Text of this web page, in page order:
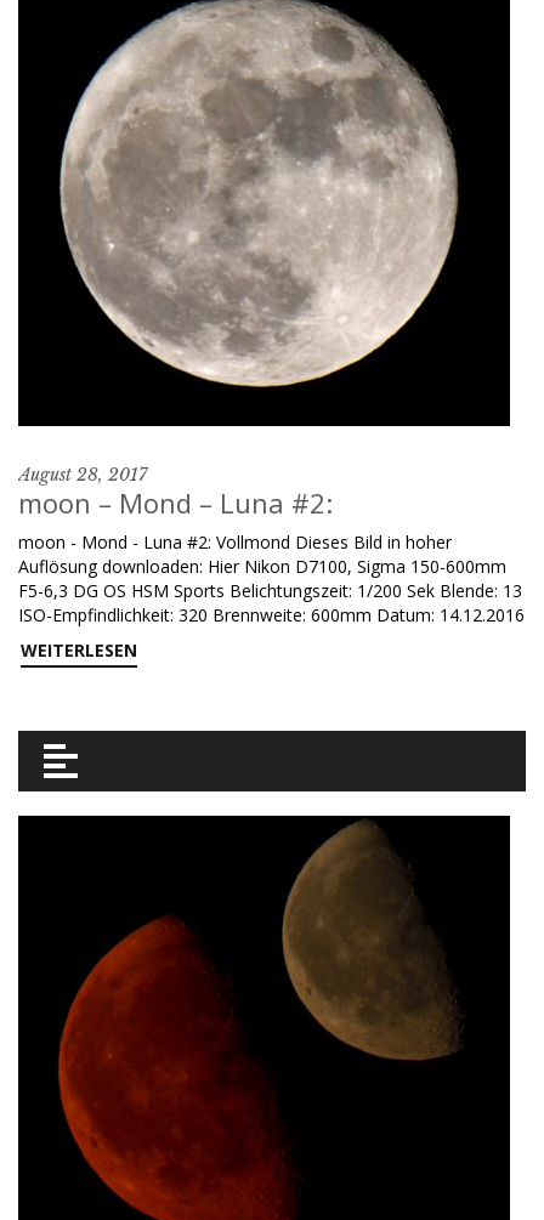
August 28, 2017
moon – Mond – Luna #2:
moon - Mond - Luna #2: Vollmond Dieses Bild in hoher
Auflösung downloaden: Hier Nikon D7100, Sigma 150-600mm
F5-6,3 DG OS HSM Sports Belichtungszeit: 1/200 Sek Blende: 13
ISO-Empfindlichkeit: 320 Brennweite: 600mm Datum: 14.12.2016
WEITERLESEN